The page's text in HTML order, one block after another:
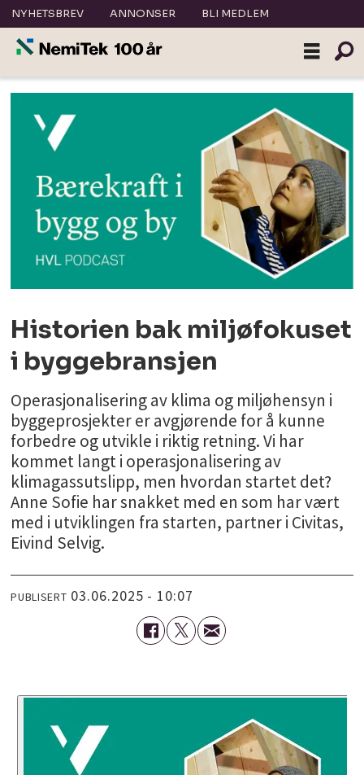
NYHETSBREV ANNONSER BLI MEDLEM
Historien bak miljøfokuset
i byggebransjen
Operasjonalisering av klima og miljøhensyn i
byggeprosjekter er avgjørende for å kunne
forbedre og utvikle i riktig retning. Vi har
kommet langt i operasjonalisering av
klimagassutslipp, men hvordan startet det?
Anne Sofie har snakket med en som har vært
med i utviklingen fra starten, partner i Civitas,
Eivind Selvig.
PUBLISERT 03.06.2025 - 10:07